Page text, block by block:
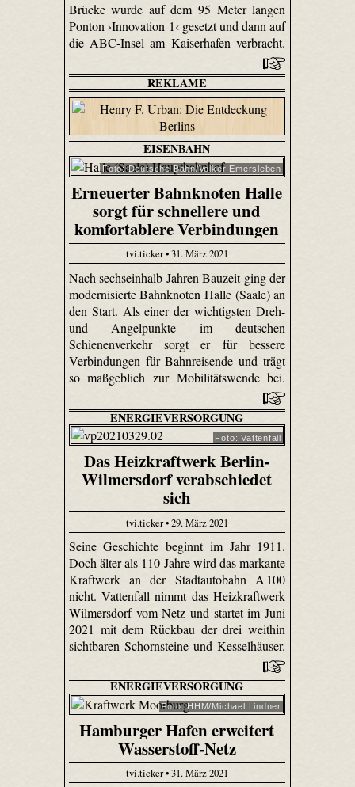
Brücke wurde auf dem 95 Meter langen
Ponton ›Innovation 1‹ gesetzt und dann auf
die ABC-Insel am Kaiserhafen verbracht.
REKLAME
EISENBAHN
Foto: Deutsche Bahn/Volker Emersleben
Erneuerter Bahnknoten Halle
sorgt für schnellere und
komfortablere Verbindungen
tvi.ticker • 31. März 2021
Nach sechseinhalb Jahren Bauzeit ging der
modernisierte Bahnknoten Halle (Saale) an
den Start. Als einer der wichtigsten Dreh-
und Angelpunkte im deutschen
Schienenverkehr sorgt er für bessere
Verbindungen für Bahnreisende und trägt
so maßgeblich zur Mobilitätswende bei.
ENERGIEVERSORGUNG
Foto: Vattenfall
Das Heizkraftwerk Berlin-
Wilmersdorf verabschiedet
sich
tvi.ticker • 29. März 2021
Seine Geschichte beginnt im Jahr 1911.
Doch älter als 110 Jahre wird das markante
Kraftwerk an der Stadtautobahn A 100
nicht. Vattenfall nimmt das Heizkraftwerk
Wilmersdorf vom Netz und startet im Juni
2021 mit dem Rückbau der drei weithin
sichtbaren Schornsteine und Kesselhäuser.
ENERGIEVERSORGUNG
Foto: HHM/Michael Lindner
Hamburger Hafen erweitert
Wasserstoff-Netz
tvi.ticker • 31. März 2021